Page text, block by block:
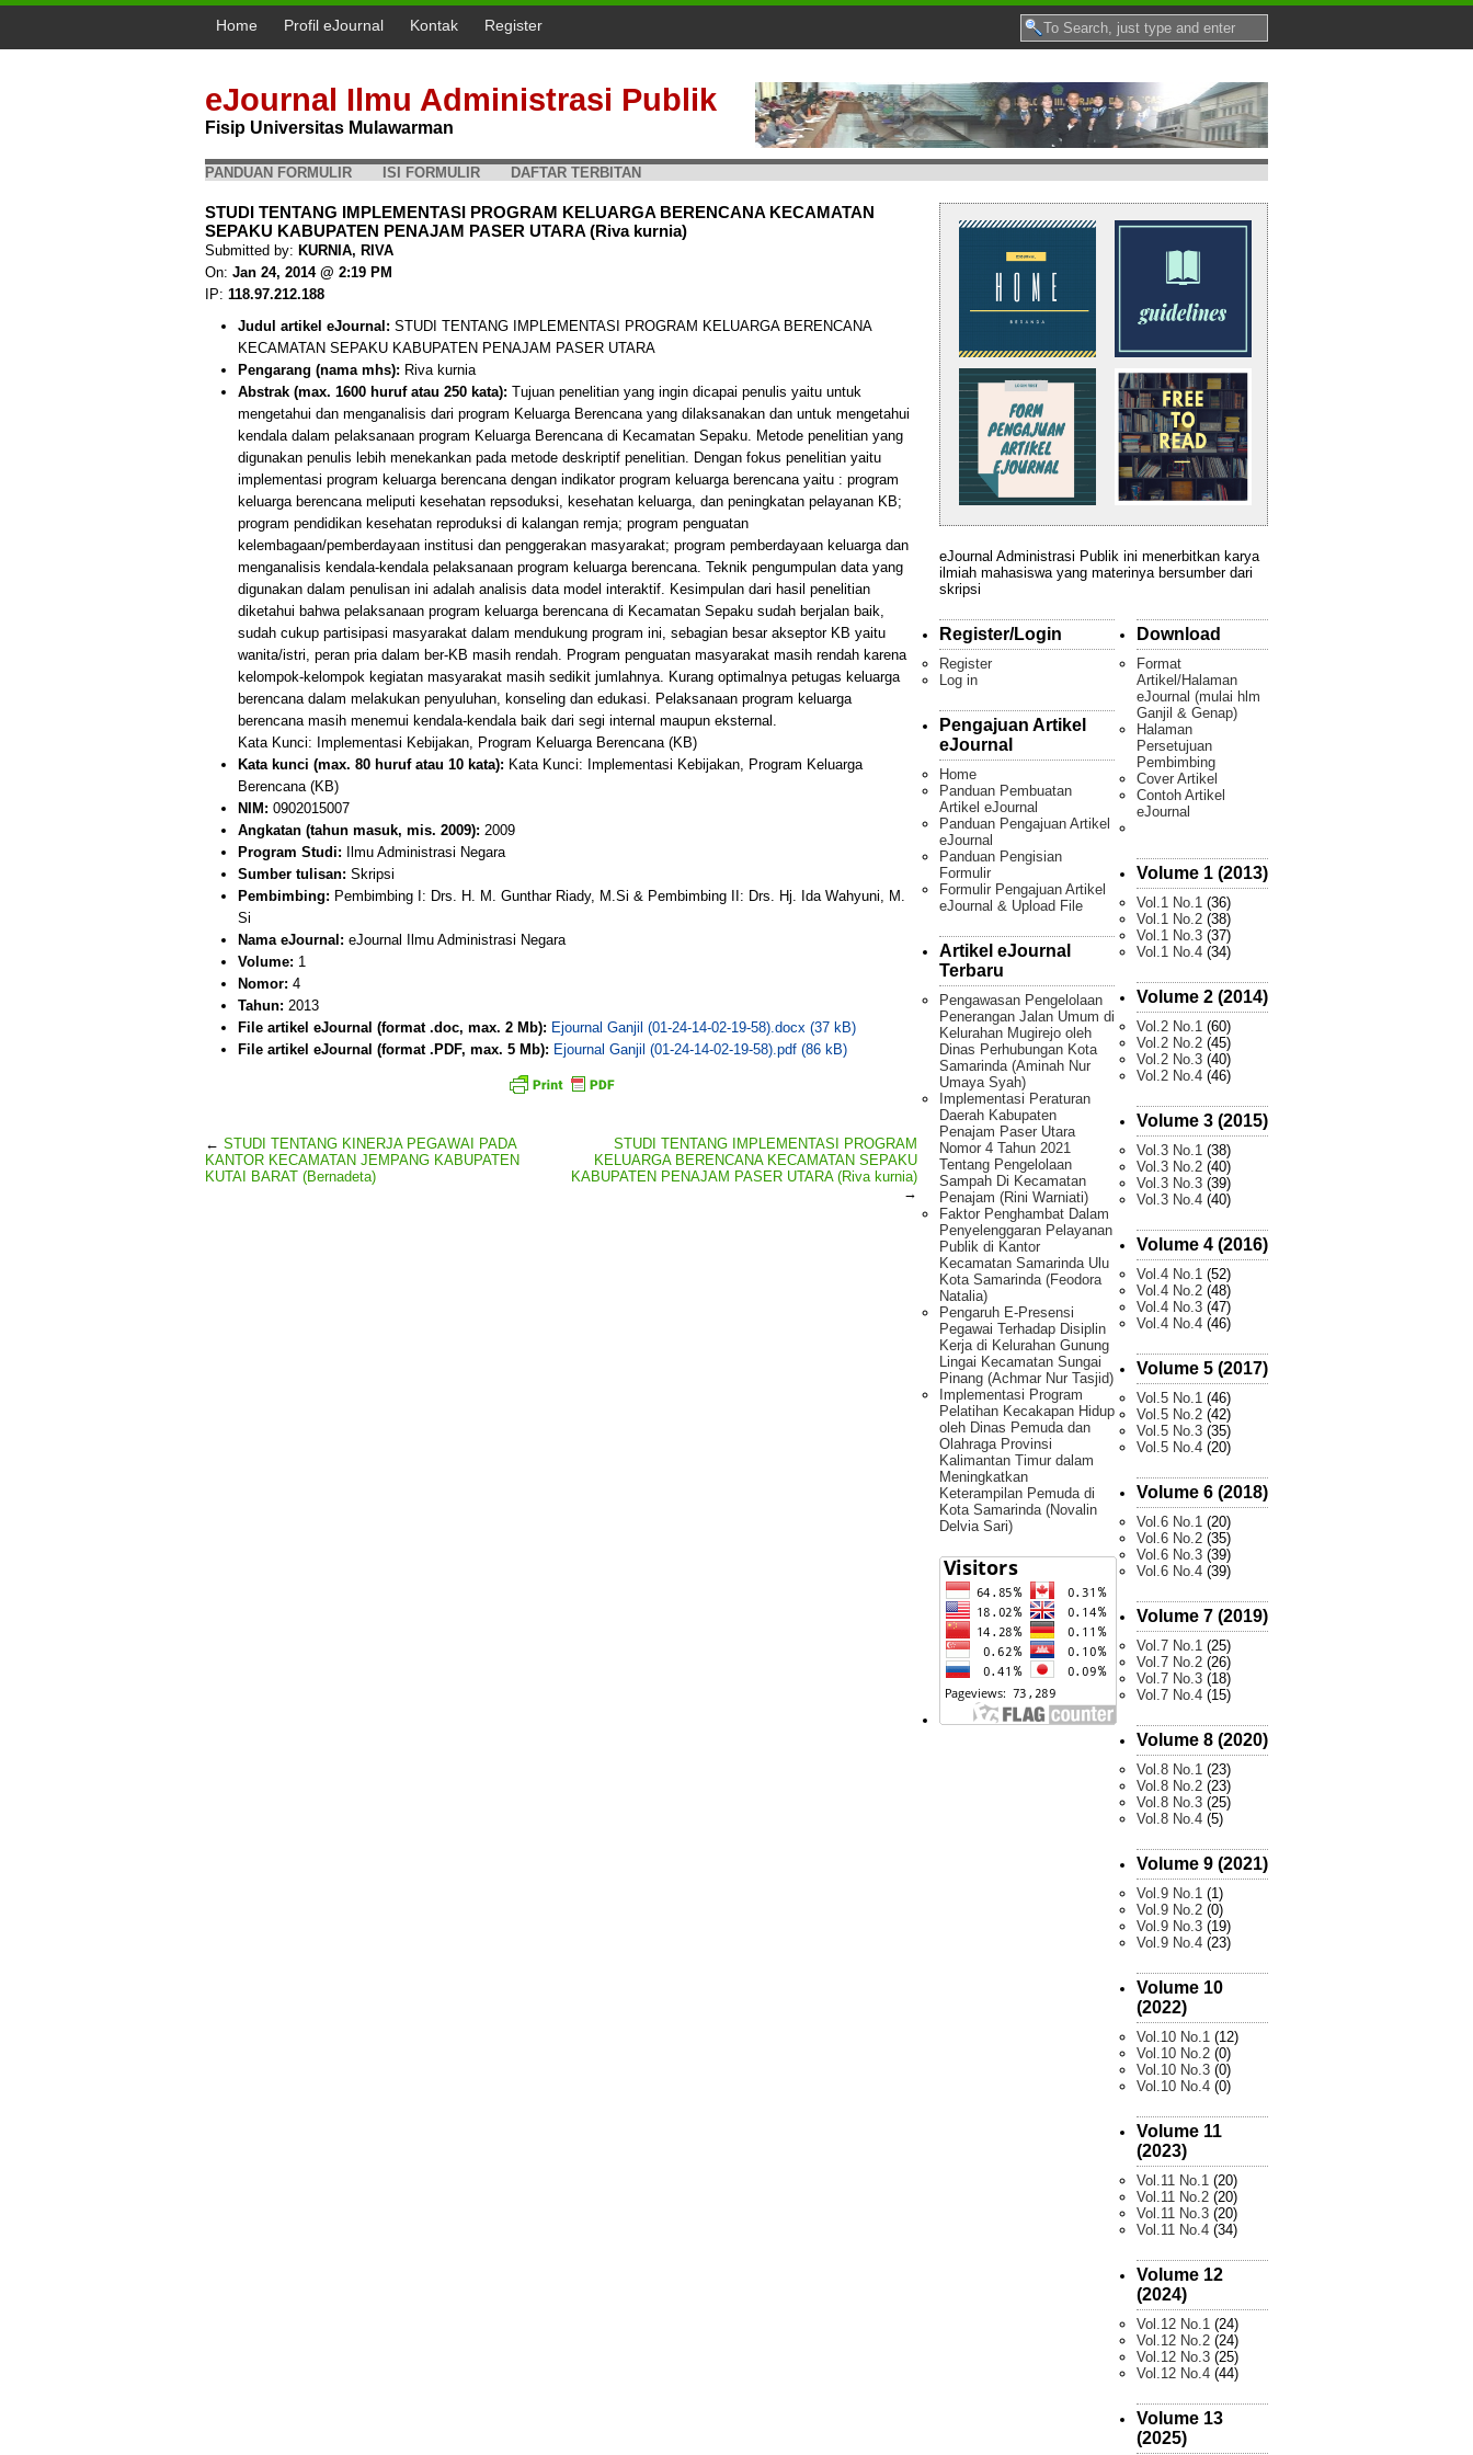
Home Profil eJournal Kontak Register
eJournal Ilmu Administrasi Publik
Fisip Universitas Mulawarman
PANDUAN FORMULIR ISI FORMULIR DAFTAR TERBITAN
STUDI TENTANG IMPLEMENTASI PROGRAM KELUARGA BERENCANA KECAMATAN
SEPAKU KABUPATEN PENAJAM PASER UTARA (Riva kurnia)
Submitted by: KURNIA, RIVA
On: Jan 24, 2014 @ 2:19 PM
IP: 118.97.212.188
Judul artikel eJournal: STUDI TENTANG IMPLEMENTASI PROGRAM KELUARGA BERENCANA
KECAMATAN SEPAKU KABUPATEN PENAJAM PASER UTARA
Pengarang (nama mhs): Riva kurnia
Abstrak (max. 1600 huruf atau 250 kata): Tujuan penelitian yang ingin dicapai penulis yaitu untuk
mengetahui dan menganalisis dari program Keluarga Berencana yang dilaksanakan dan untuk mengetahui
kendala dalam pelaksanaan program Keluarga Berencana di Kecamatan Sepaku. Metode penelitian yang
digunakan penulis lebih menekankan pada metode deskriptif penelitian. Dengan fokus penelitian yaitu
implementasi program keluarga berencana dengan indikator program keluarga berencana yaitu : program
keluarga berencana meliputi kesehatan repsoduksi, kesehatan keluarga, dan peningkatan pelayanan KB;
program pendidikan kesehatan reproduksi di kalangan remja; program penguatan
kelembagaan/pemberdayaan institusi dan penggerakan masyarakat; program pemberdayaan keluarga dan
menganalisis kendala-kendala pelaksanaan program keluarga berencana. Teknik pengumpulan data yang
digunakan dalam penulisan ini adalah analisis data model interaktif. Kesimpulan dari hasil penelitian
diketahui bahwa pelaksanaan program keluarga berencana di Kecamatan Sepaku sudah berjalan baik,
sudah cukup partisipasi masyarakat dalam mendukung program ini, sebagian besar akseptor KB yaitu
wanita/istri, peran pria dalam ber-KB masih rendah. Program penguatan masyarakat masih rendah karena
kelompok-kelompok kegiatan masyarakat masih sedikit jumlahnya. Kurang optimalnya petugas keluarga
berencana dalam melakukan penyuluhan, konseling dan edukasi. Pelaksanaan program keluarga
berencana masih menemui kendala-kendala baik dari segi internal maupun eksternal.
Kata Kunci: Implementasi Kebijakan, Program Keluarga Berencana (KB)
Kata kunci (max. 80 huruf atau 10 kata): Kata Kunci: Implementasi Kebijakan, Program Keluarga
Berencana (KB)
NIM: 0902015007
Angkatan (tahun masuk, mis. 2009): 2009
Program Studi: Ilmu Administrasi Negara
Sumber tulisan: Skripsi
Pembimbing: Pembimbing I: Drs. H. M. Gunthar Riady, M.Si & Pembimbing II: Drs. Hj. Ida Wahyuni, M.
Si
Nama eJournal: eJournal Ilmu Administrasi Negara
Volume: 1
Nomor: 4
Tahun: 2013
File artikel eJournal (format .doc, max. 2 Mb): Ejournal Ganjil (01-24-14-02-19-58).docx (37 kB)
File artikel eJournal (format .PDF, max. 5 Mb): Ejournal Ganjil (01-24-14-02-19-58).pdf (86 kB)
← STUDI TENTANG KINERJA PEGAWAI PADA
KANTOR KECAMATAN JEMPANG KABUPATEN
KUTAI BARAT (Bernadeta)
STUDI TENTANG IMPLEMENTASI PROGRAM
KELUARGA BERENCANA KECAMATAN SEPAKU
KABUPATEN PENAJAM PASER UTARA (Riva kurnia)
→
eJournal Administrasi Publik ini menerbitkan karya
ilmiah mahasiswa yang materinya bersumber dari
skripsi
Register/Login
Register
Log in
Pengajuan Artikel
eJournal
Home
Panduan Pembuatan
Artikel eJournal
Panduan Pengajuan Artikel
eJournal
Panduan Pengisian
Formulir
Formulir Pengajuan Artikel
eJournal & Upload File
Artikel eJournal
Terbaru
Pengawasan Pengelolaan
Penerangan Jalan Umum di
Kelurahan Mugirejo oleh
Dinas Perhubungan Kota
Samarinda (Aminah Nur
Umaya Syah)
Implementasi Peraturan
Daerah Kabupaten
Penajam Paser Utara
Nomor 4 Tahun 2021
Tentang Pengelolaan
Sampah Di Kecamatan
Penajam (Rini Warniati)
Faktor Penghambat Dalam
Penyelenggaran Pelayanan
Publik di Kantor
Kecamatan Samarinda Ulu
Kota Samarinda (Feodora
Natalia)
Pengaruh E-Presensi
Pegawai Terhadap Disiplin
Kerja di Kelurahan Gunung
Lingai Kecamatan Sungai
Pinang (Achmar Nur Tasjid)
Implementasi Program
Pelatihan Kecakapan Hidup
oleh Dinas Pemuda dan
Olahraga Provinsi
Kalimantan Timur dalam
Meningkatkan
Keterampilan Pemuda di
Kota Samarinda (Novalin
Delvia Sari)
Download
Format
Artikel/Halaman
eJournal (mulai hlm
Ganjil & Genap)
Halaman
Persetujuan
Pembimbing
Cover Artikel
Contoh Artikel
eJournal
Volume 1 (2013)
Vol.1 No.1 (36)
Vol.1 No.2 (38)
Vol.1 No.3 (37)
Vol.1 No.4 (34)
Volume 2 (2014)
Vol.2 No.1 (60)
Vol.2 No.2 (45)
Vol.2 No.3 (40)
Vol.2 No.4 (46)
Volume 3 (2015)
Vol.3 No.1 (38)
Vol.3 No.2 (40)
Vol.3 No.3 (39)
Vol.3 No.4 (40)
Volume 4 (2016)
Vol.4 No.1 (52)
Vol.4 No.2 (48)
Vol.4 No.3 (47)
Vol.4 No.4 (46)
Volume 5 (2017)
Vol.5 No.1 (46)
Vol.5 No.2 (42)
Vol.5 No.3 (35)
Vol.5 No.4 (20)
Volume 6 (2018)
Vol.6 No.1 (20)
Vol.6 No.2 (35)
Vol.6 No.3 (39)
Vol.6 No.4 (39)
Volume 7 (2019)
Vol.7 No.1 (25)
Vol.7 No.2 (26)
Vol.7 No.3 (18)
Vol.7 No.4 (15)
Volume 8 (2020)
Vol.8 No.1 (23)
Vol.8 No.2 (23)
Vol.8 No.3 (25)
Vol.8 No.4 (5)
Volume 9 (2021)
Vol.9 No.1 (1)
Vol.9 No.2 (0)
Vol.9 No.3 (19)
Vol.9 No.4 (23)
Volume 10
(2022)
Vol.10 No.1 (12)
Vol.10 No.2 (0)
Vol.10 No.3 (0)
Vol.10 No.4 (0)
Volume 11
(2023)
Vol.11 No.1 (20)
Vol.11 No.2 (20)
Vol.11 No.3 (20)
Vol.11 No.4 (34)
Volume 12
(2024)
Vol.12 No.1 (24)
Vol.12 No.2 (24)
Vol.12 No.3 (25)
Vol.12 No.4 (44)
Volume 13
(2025)